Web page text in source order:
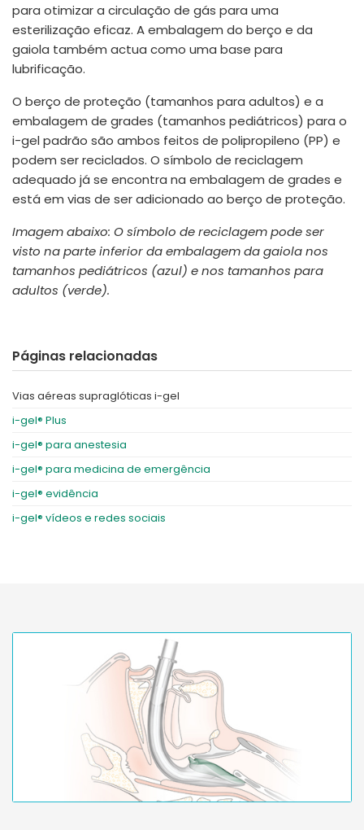
para otimizar a circulação de gás para uma
esterilização eficaz. A embalagem do berço e da
gaiola também actua como uma base para
lubrificação.
O berço de proteção (tamanhos para adultos) e a
embalagem de grades (tamanhos pediátricos) para o
i-gel padrão são ambos feitos de polipropileno (PP) e
podem ser reciclados. O símbolo de reciclagem
adequado já se encontra na embalagem de grades e
está em vias de ser adicionado ao berço de proteção.
Imagem abaixo: O símbolo de reciclagem pode ser
visto na parte inferior da embalagem da gaiola nos
tamanhos pediátricos (azul) e nos tamanhos para
adultos (verde).
Páginas relacionadas
Vias aéreas supraglóticas i-gel
i-gel® Plus
i-gel® para anestesia
i-gel® para medicina de emergência
i-gel® evidência
i-gel® vídeos e redes sociais